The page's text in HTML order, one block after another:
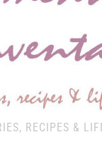
RECIPES &